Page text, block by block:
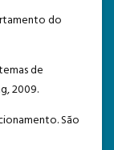
do
de
2009.
São